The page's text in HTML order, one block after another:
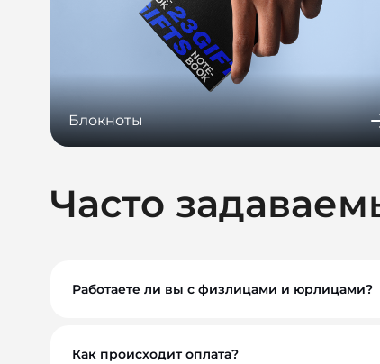
Блокноты
Часто
Работаете ли вы с физлицами и юрлицами?
Как происходит оплата?